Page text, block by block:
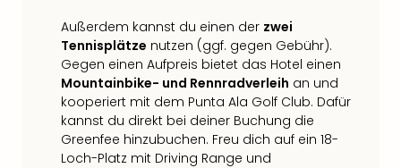
Außerdem kannst du einen der zwei
Tennisplätze nutzen (ggf. gegen Gebühr).
Gegen einen Aufpreis bietet das Hotel einen
Mountainbike- und Rennradverleih an und
kooperiert mit dem Punta Ala Golf Club. Dafür
kannst du direkt bei deiner Buchung die
Greenfee hinzubuchen. Freu dich auf ein 18-
Loch-Platz mit Driving Range und